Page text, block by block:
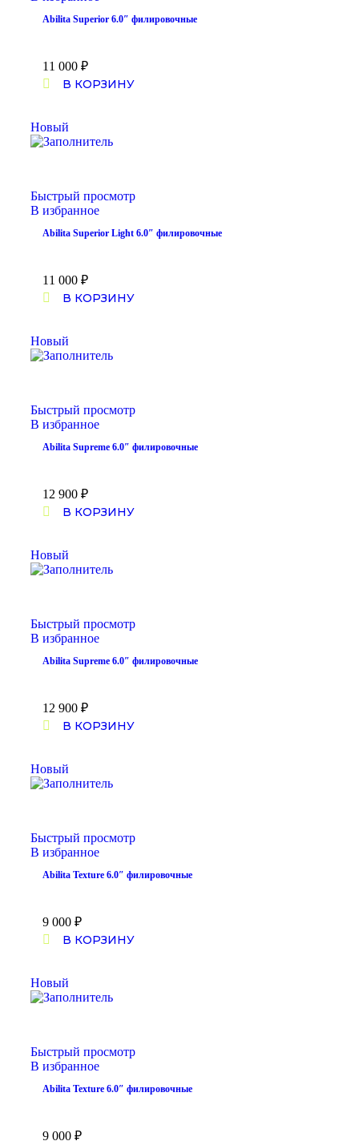
Abilita Superior 6.0″ филировочные
11 000 ₽
В КОРЗИНУ
Новый
Быстрый просмотр
В избранное
Abilita Superior Light 6.0″ филировочные
11 000 ₽
В КОРЗИНУ
Новый
Быстрый просмотр
В избранное
Abilita Supreme 6.0″ филировочные
12 900 ₽
В КОРЗИНУ
Новый
Быстрый просмотр
В избранное
Abilita Supreme 6.0″ филировочные
12 900 ₽
В КОРЗИНУ
Новый
Быстрый просмотр
В избранное
Abilita Texture 6.0″ филировочные
9 000 ₽
В КОРЗИНУ
Новый
Быстрый просмотр
В избранное
Abilita Texture 6.0″ филировочные
9 000 ₽